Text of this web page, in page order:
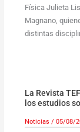
Física Julieta
Magnano,
distintas
La Revista
los estudios
Noticias / 05/08/